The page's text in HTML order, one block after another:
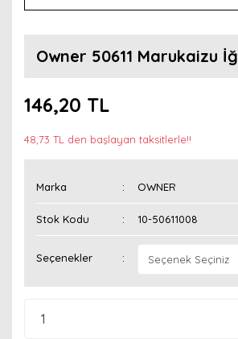
Owner 50611 Marukaizu
146,20 TL
48,73 TL den başlayan taksitlerle!!
Marka OWNER
Stok Kodu 10-50611008
Seçenekler